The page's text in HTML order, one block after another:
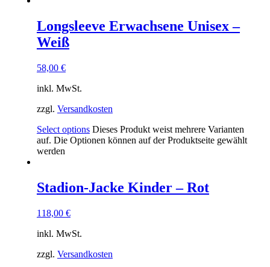
Longsleeve Erwachsene Unisex –
Weiß
58,00 €
inkl. MwSt.
zzgl. Versandkosten
Select options Dieses Produkt weist mehrere Varianten
auf. Die Optionen können auf der Produktseite gewählt
werden
Stadion-Jacke Kinder – Rot
118,00 €
inkl. MwSt.
zzgl. Versandkosten